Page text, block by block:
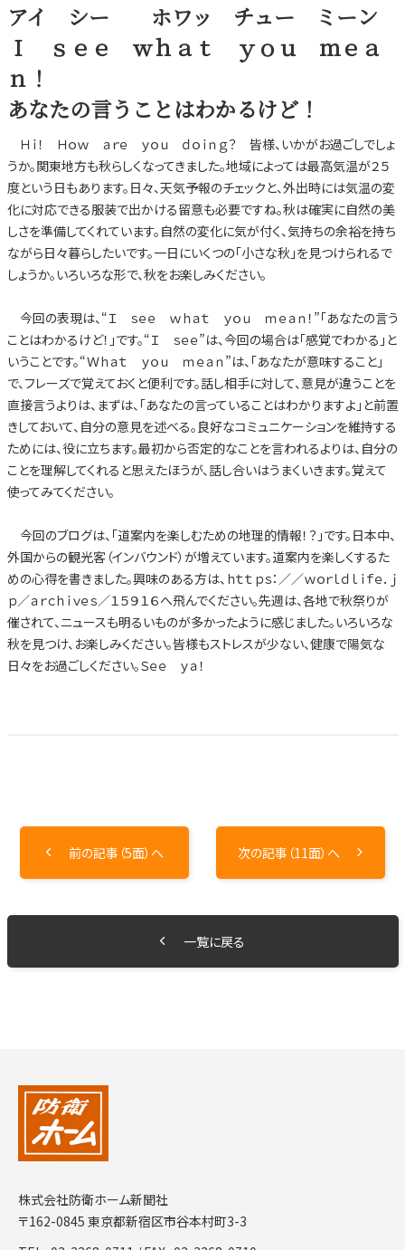
アイ シー ホワッ チュー ミーン
Ｉ ｓｅｅ ｗｈａｔ ｙｏｕ ｍｅａ
ｎ！
あなたの言うことはわかるけど！
Ｈｉ！ Ｈｏｗ ａｒｅ ｙｏｕ ｄｏｉｎｇ？ 皆様、いかがお過ごしでしょ
うか。関東地方も秋らしくなってきました。地域によっては最高気温が２５
度という日もあります。日々、天気予報のチェックと、外出時には気温の変
化に対応できる服装で出かける留意も必要ですね。秋は確実に自然の美
しさを準備してくれています。自然の変化に気が付く、気持ちの余裕を持ち
ながら日々暮らしたいです。一日にいくつの「小さな秋」を見つけられるで
しょうか。いろいろな形で、秋をお楽しみください。
今回の表現は、“Ｉ ｓｅｅ ｗｈａｔ ｙｏｕ ｍｅａｎ！”「あなたの言う
ことはわかるけど！」です。“Ｉ ｓｅｅ”は、今回の場合は「感覚でわかる」と
いうことです。“Ｗｈａｔ ｙｏｕ ｍｅａｎ”は、「あなたが意味すること」
で、フレーズで覚えておくと便利です。話し相手に対して、意見が違うことを
直接言うよりは、まずは、「あなたの言っていることはわかりますよ」と前置
きしておいて、自分の意見を述べる。良好なコミュニケーションを維持する
ためには、役に立ちます。最初から否定的なことを言われるよりは、自分の
ことを理解してくれると思えたほうが、話し合いはうまくいきます。覚えて
使ってみてください。
今回のブログは、「道案内を楽しむための地理的情報！？」です。日本中、
外国からの観光客（インバウンド）が増えています。道案内を楽しくするた
めの心得を書きました。興味のある方は、ｈｔｔｐｓ：／／ｗｏｒｌｄｌｉｆｅ．ｊ
ｐ／ａｒｃｈｉｖｅｓ／１５９１６へ飛んでください。先週は、各地で秋祭りが
催されて、ニュースも明るいものが多かったように感じました。いろいろな
秋を見つけ、お楽しみください。皆様もストレスが少ない、健康で陽気な
日々をお過ごしください。Ｓｅｅ ｙａ！
前の記事（5面）へ 次の記事（11面）へ
一覧に戻る
株式会社防衛ホーム新聞社
〒162-0845 東京都新宿区市谷本村町3-3